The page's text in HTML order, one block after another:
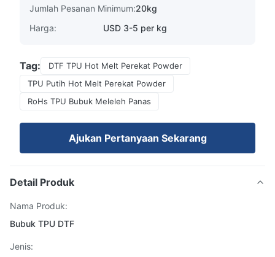
Jumlah Pesanan Minimum:20kg
Harga:
USD 3-5 per kg
Tag:
DTF TPU Hot Melt Perekat Powder
TPU Putih Hot Melt Perekat Powder
RoHs TPU Bubuk Meleleh Panas
Ajukan Pertanyaan Sekarang
Detail Produk
Nama Produk:
Bubuk TPU DTF
Jenis: